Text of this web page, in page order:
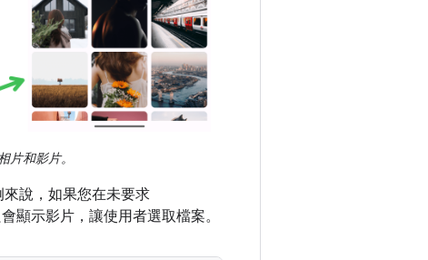
和影片。
說，如果您在未要求
顯示影片，讓使用者選取檔案。